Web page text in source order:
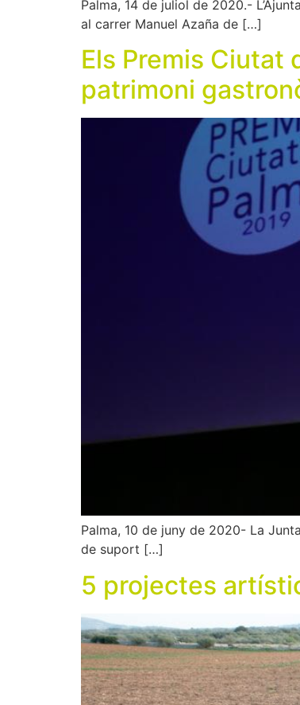
Palma, 14 de juliol de 2020.-
al carrer Manuel Azaña de […]
Els Premis Ciutat
patrimoni
Palma, 10 de juny de 2020- La
de suport […]
5 projectes